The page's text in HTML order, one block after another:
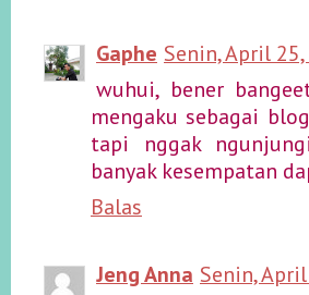
Gaphe Senin, April
wuhui, bener
mengaku sebagai
tapi nggak
banyak kesempatan
Balas
Jeng Anna Senin,